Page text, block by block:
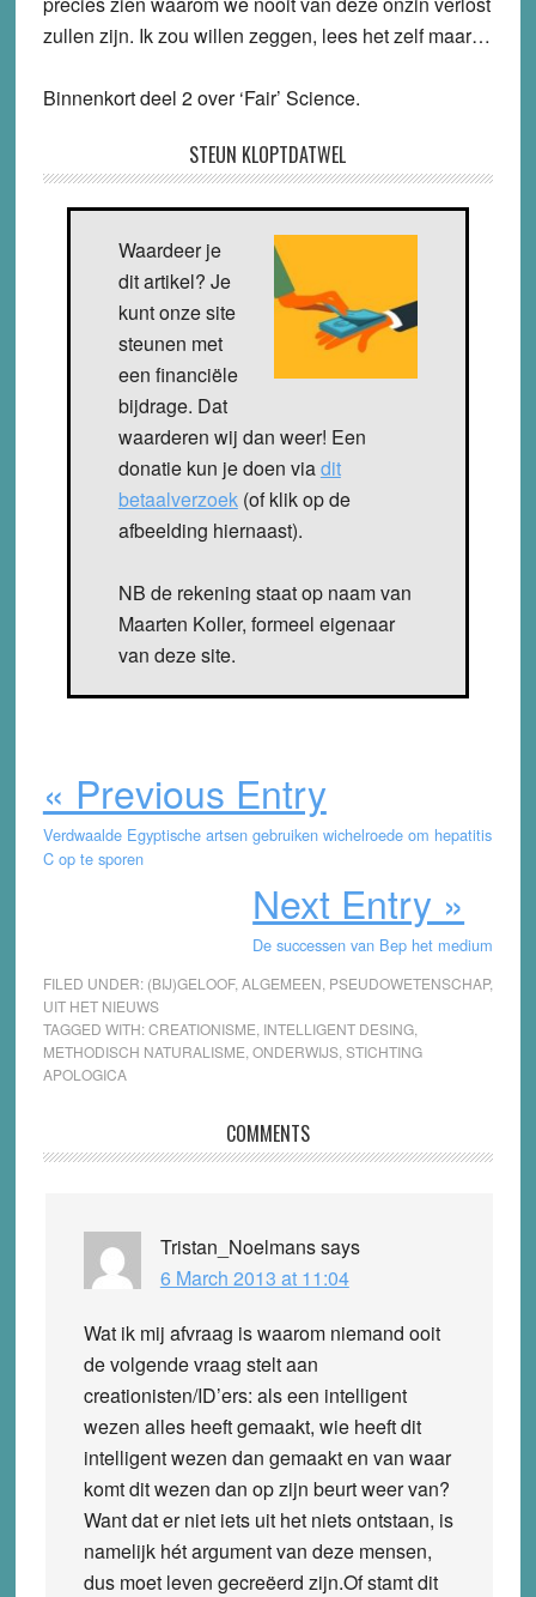
zullen zijn. Ik zou willen zeggen, lees het zelf maar…
Binnenkort deel 2 over ‘Fair’ Science.
STEUN KLOPTDATWEL
Waardeer je
dit artikel? Je
kunt onze site
steunen met
een financiële
bijdrage. Dat
waarderen wij dan weer! Een
donatie kun je doen viadit
betaalverzoek(of klik op de
afbeelding hiernaast).
NB de rekening staat op naam van
Maarten Koller, formeel eigenaar
van deze site.
« Previous Entry
Verdwaalde Egyptische artsen gebruiken wichelroede om hepatitis
C op te sporen
Next Entry »
De successen van Bep het medium
FILED UNDER: (BIJ)GELOOF, ALGEMEEN PSEUDOWETENSCHAP,
UIT HET NIEUWS
TAGGED WITH:CREATIONISME INTELLIGENT DESING,
METHODISCH NATURALISME ONDERWIJS, STICHTING
APOLOGICA
Interactions
COMMENTS
Tristan_Noelmanssays
6 March 2013 at 11:04
Wat ik mij afvraag is waarom niemand ooit
de volgende vraag stelt aan
creationisten/ID’ers: als een intelligent
wezen alles heeft gemaakt, wie heeft dit
intelligent wezen dan gemaakt en van waar
komt dit wezen dan op zijn beurt weer van?
Want dat er niet iets uit het niets ontstaan, is
namelijk hét argument van deze mensen,
dus moet leven gecreëerd zijn.Of stamt dit